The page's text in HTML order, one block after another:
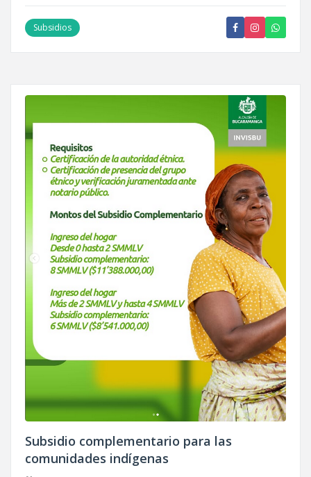
Subsidios
Subsidio complementario para las
comunidades indígenas